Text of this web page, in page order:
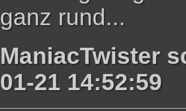
ganz rund...
ManiacTwister
01-21 14:52:59